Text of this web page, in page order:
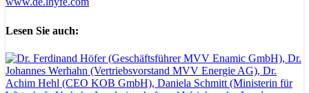
Lesen Sie auch: